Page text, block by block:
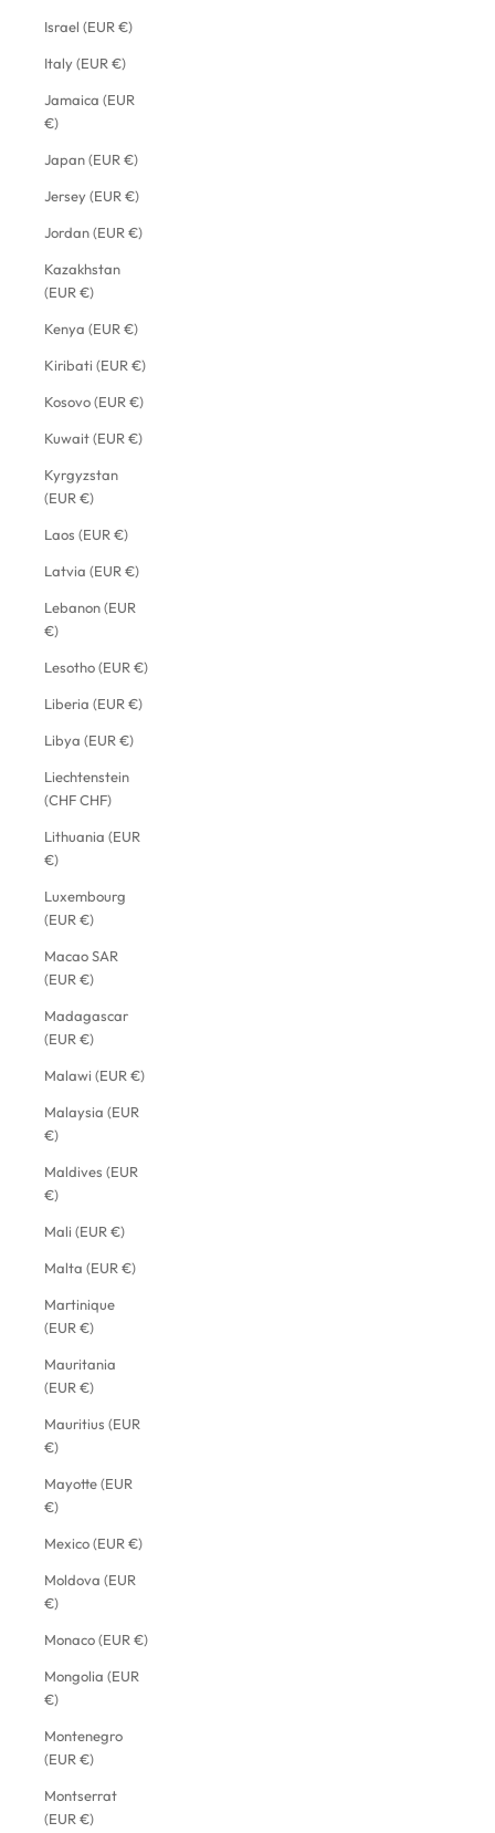
Israel (EUR €)
Italy (EUR €)
Jamaica (EUR
€)
Japan (EUR €)
Jersey (EUR €)
Jordan (EUR €)
Kazakhstan
(EUR €)
Kenya (EUR €)
Kiribati (EUR €)
Kosovo (EUR €)
Kuwait (EUR €)
Kyrgyzstan
(EUR €)
Laos (EUR €)
Latvia (EUR €)
Lebanon (EUR
€)
Lesotho (EUR €)
Liberia (EUR €)
Libya (EUR €)
Liechtenstein
(CHF CHF)
Lithuania (EUR
€)
Luxembourg
(EUR €)
Macao SAR
(EUR €)
Madagascar
(EUR €)
Malawi (EUR €)
Malaysia (EUR
€)
Maldives (EUR
€)
Mali (EUR €)
Malta (EUR €)
Martinique
(EUR €)
Mauritania
(EUR €)
Mauritius (EUR
€)
Mayotte (EUR
€)
Mexico (EUR €)
Moldova (EUR
€)
Monaco (EUR €)
Mongolia (EUR
€)
Montenegro
(EUR €)
Montserrat
(EUR €)